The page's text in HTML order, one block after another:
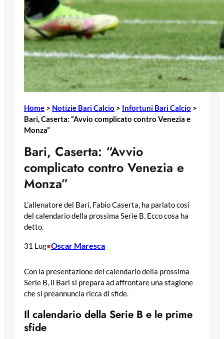
Home > Notizie Bari Calcio > Infortuni Bari Calcio >
Bari, Caserta: “Avvio complicato contro Venezia e
Monza”
Bari, Caserta: “Avvio
complicato contro Venezia e
Monza”
L’allenatore del Bari, Fabio Caserta, ha parlato così
del calendario della prossima Serie B. Ecco cosa ha
detto.
31 Lug•Oscar Maresca
Con la presentazione del calendario della prossima
Serie B, il Bari si prepara ad affrontare una stagione
che si preannuncia ricca di sfide.
Il calendario della Serie B e le prime
sfide